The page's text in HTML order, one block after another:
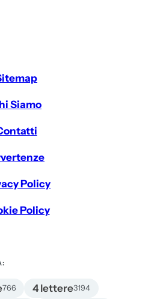
Siamo
Policy
Policy
766 4 lettere3194